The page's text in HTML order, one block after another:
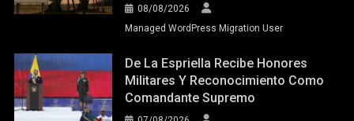
08/08/2026
Managed WordPress Migration User
De La Espriella Recibe Honores
Militares Y Reconocimiento Como
Comandante Supremo